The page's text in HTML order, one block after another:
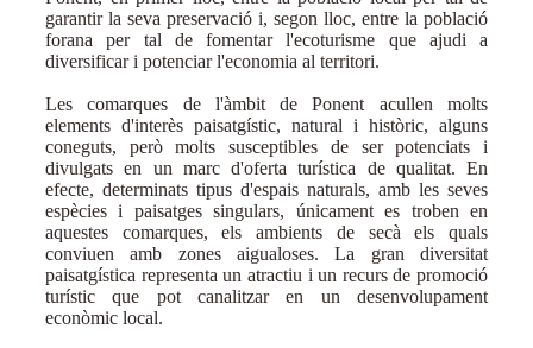
garantir la seva preservació i, segon lloc, entre la població
forana per tal de fomentar l'ecoturisme que ajudi a
diversificar i potenciar l'economia al territori.
Les comarques de l'àmbit de Ponent acullen molts
elements d'interès paisatgístic, natural i històric, alguns
coneguts, però molts susceptibles de ser potenciats i
divulgats en un marc d'oferta turística de qualitat. En
efecte, determinats tipus d'espais naturals, amb les seves
espècies i paisatges singulars, únicament es troben en
aquestes comarques, els ambients de secà els quals
conviuen amb zones aigualoses. La gran diversitat
paisatgística representa un atractiu i un recurs de promoció
turístic que pot canalitzar en un desenvolupament
econòmic local.